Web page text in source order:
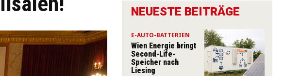
NEUESTE BEITRÄGE
E-AUTO-BATTERIEN
Wien Energie bringt
Second-Life-
Speicher nach
Liesing